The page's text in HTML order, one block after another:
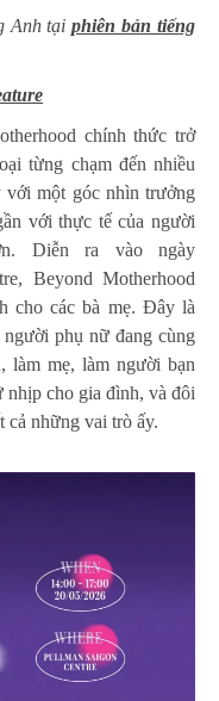
Anh tạiphiên bản tiếng
chính thức trở
từng chạm đến nhiều
với một góc nhìn trưởng
với thực tế của người
Diễn ra vào ngày
Beyond Motherhood
cho các bà mẹ. Đây là
phụ nữ đang cùng
làm mẹ, làm người bạn
cho gia đình, và đôi
cả những vai trò ấy.